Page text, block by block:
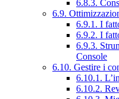
6.8.3.
6.9.
6.9.1. I
6.9.2. I
6.9.3.
Console
6.10. Gestire i
6.10.1.
6.10.2.